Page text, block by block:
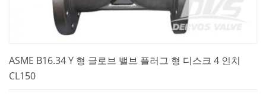
ASME B16.34 Y 형 글로브 밸브 플러그 형 디스크 4 인치
CL150